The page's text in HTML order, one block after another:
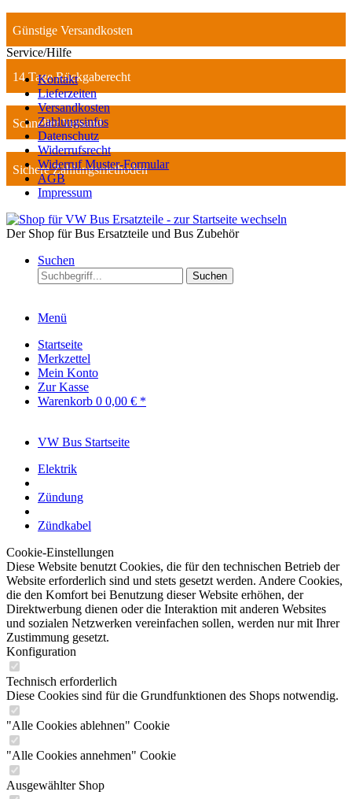
Günstige Versandkosten
14 Tage Rückgaberecht
Schneller Versand
Sichere Zahlungsmethoden
Service/Hilfe
Kontakt
Lieferzeiten
Versandkosten
Zahlungsinfos
Datenschutz
Widerrufsrecht
Widerruf Muster-Formular
AGB
Impressum
Der Shop für Bus Ersatzteile und Bus Zubehör
Suchen
Suchen
Menü
Startseite
Merkzettel
Mein Konto
Zur Kasse
Warenkorb 0 0,00 € *
VW Bus Startseite
Elektrik
Zündung
Zündkabel
Cookie-Einstellungen
Diese Website benutzt Cookies, die für den technischen Betrieb der
Website erforderlich sind und stets gesetzt werden. Andere Cookies,
die den Komfort bei Benutzung dieser Website erhöhen, der
Direktwerbung dienen oder die Interaktion mit anderen Websites
und sozialen Netzwerken vereinfachen sollen, werden nur mit Ihrer
Zustimmung gesetzt.
Konfiguration
Technisch erforderlich
Diese Cookies sind für die Grundfunktionen des Shops notwendig.
"Alle Cookies ablehnen" Cookie
"Alle Cookies annehmen" Cookie
Ausgewählter Shop